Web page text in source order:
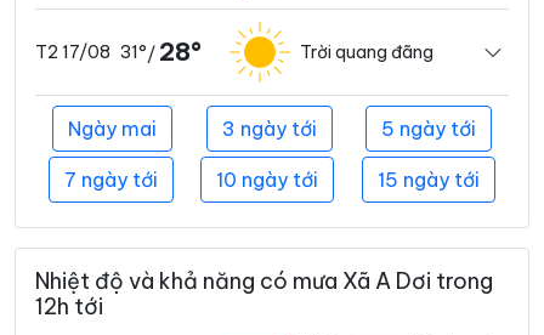
T2 17/08 31°/ 28° Trời quang đãng
Ngày mai 3 ngày tới 5 ngày tới
7 ngày tới 10 ngày tới 15 ngày tới
Nhiệt độ và khả năng có mưa Xã A Dơi trong
12h tới